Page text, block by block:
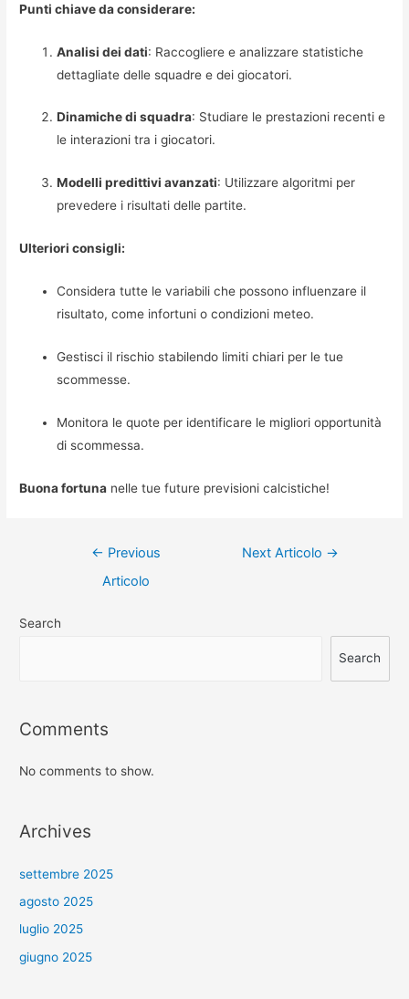
Punti chiave da considerare:
Analisi dei dati: Raccogliere e analizzare statistiche
dettagliate delle squadre e dei giocatori.
Dinamiche di squadra: Studiare le prestazioni recenti e
le interazioni tra i giocatori.
Modelli predittivi avanzati: Utilizzare algoritmi per
prevedere i risultati delle partite.
Ulteriori consigli:
Considera tutte le variabili che possono influenzare il
risultato, come infortuni o condizioni meteo.
Gestisci il rischio stabilendo limiti chiari per le tue
scommesse.
Monitora le quote per identificare le migliori opportunità
di scommessa.
Buona fortuna nelle tue future previsioni calcistiche!
Navigazione
articoli
← Previous
Articolo
Next Articolo →
Search
Search
Comments
No comments to show.
Archives
settembre 2025
agosto 2025
luglio 2025
giugno 2025